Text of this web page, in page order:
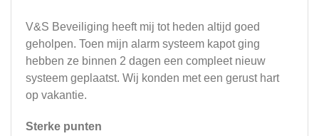
V&S Beveiliging heeft mij tot heden altijd goed
geholpen. Toen mijn alarm systeem kapot ging
hebben ze binnen 2 dagen een compleet nieuw
systeem geplaatst. Wij konden met een gerust hart
op vakantie.
Sterke punten